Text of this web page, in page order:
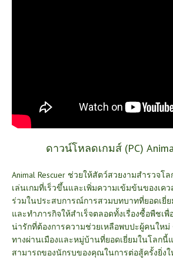
ดาวน์โหลดเกมส์ (PC)
Animal Rescuer ช่วยให้สัตว์สวยงามสำรวจโ
เล่นเกมที่เร็วขึ้นและเพิ่มความเข้มข้นของเค
ร่วมในประสบการณ์การสวมบทบาทที่ยอดเยี่ย
และทำภารกิจให้สำเร็จตลอดทั้งเรื่องซื้อพืชเ
น่ารักที่ต้องการความช่วยเหลือพบปะผู้คนให
ทางผ่านเมืองและหมู่บ้านที่ยอดเยี่ยมในโลกนี้
สามารถของนักรบของคุณในการต่อสู้ครั้งยิ่ง